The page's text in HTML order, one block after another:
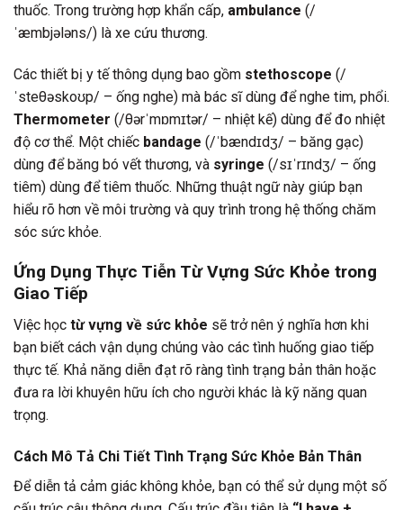
thuốc. Trong trường hợp khẩn cấp, ambulance (/
ˈæmbjələns/) là xe cứu thương.
Các thiết bị y tế thông dụng bao gồm stethoscope (/
ˈsteθəskoʊp/ – ống nghe) mà bác sĩ dùng để nghe tim, phổi.
Thermometer (/θərˈmɒmɪtər/ – nhiệt kế) dùng để đo nhiệt
độ cơ thể. Một chiếc bandage (/ˈbændɪdʒ/ – băng gạc)
dùng để băng bó vết thương, và syringe (/sɪˈrɪndʒ/ – ống
tiêm) dùng để tiêm thuốc. Những thuật ngữ này giúp bạn
hiểu rõ hơn về môi trường và quy trình trong hệ thống chăm
sóc sức khỏe.
Ứng Dụng Thực Tiễn Từ Vựng Sức Khỏe trong
Giao Tiếp
Việc học từ vựng về sức khỏe sẽ trở nên ý nghĩa hơn khi
bạn biết cách vận dụng chúng vào các tình huống giao tiếp
thực tế. Khả năng diễn đạt rõ ràng tình trạng bản thân hoặc
đưa ra lời khuyên hữu ích cho người khác là kỹ năng quan
trọng.
Cách Mô Tả Chi Tiết Tình Trạng Sức Khỏe Bản Thân
Để diễn tả cảm giác không khỏe, bạn có thể sử dụng một số